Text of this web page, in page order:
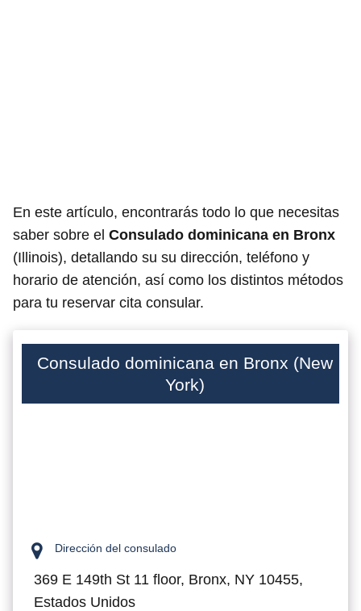
En este artículo, encontrarás todo lo que necesitas
saber sobre el Consulado dominicana en Bronx
(Illinois), detallando su su dirección, teléfono y
horario de atención, así como los distintos métodos
para tu reservar cita consular.
Consulado dominicana en Bronx (New
York)
Dirección del consulado
369 E 149th St 11 floor, Bronx, NY 10455,
Estados Unidos